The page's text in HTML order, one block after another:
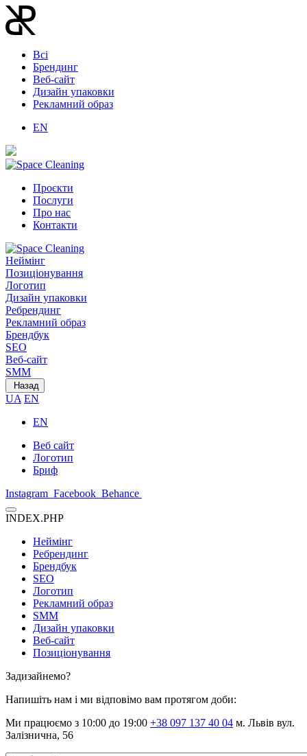
Всі
Брендинг
Веб-сайт
Дизайн упаковки
Рекламний образ
EN
Проєкти
Послуги
Про нас
Контакти
Неймінг
Позиціонування
Логотип
Дизайн упаковки
Ребрендинг
Рекламний образ
Брендбук
SEO
Веб-сайт
SMM
Назад
UA EN
EN
Веб сайт
Логотип
Бриф
Instagram Facebook Behance
INDEX.PHP
Неймінг
Ребрендинг
Брендбук
SEO
Логотип
Рекламний образ
SMM
Дизайн упаковки
Веб-сайт
Позиціонування
Задизайнемо?
Напишіть нам і ми відповімо вам протягом доби:
Ми працюємо з 10:00 до 19:00 +38 097 137 40 04 м. Львів вул.
Залізнична, 56